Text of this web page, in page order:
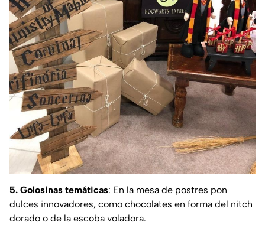
5. Golosinas temáticas: En la mesa de postres pon
dulces innovadores, como chocolates en forma del nitch
dorado o de la escoba voladora.